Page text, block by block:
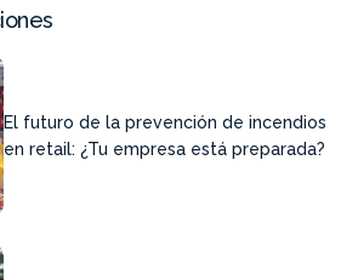
El futuro de la prevención de incendios
en retail: ¿Tu empresa está preparada?